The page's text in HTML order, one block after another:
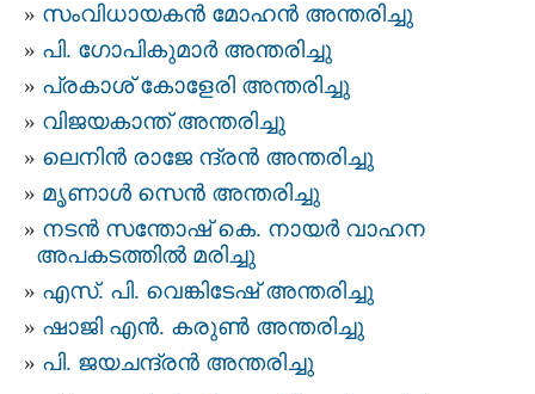
സംവിധായകൻ മോഹൻ അന്തരിച്ചു
പി. ഗോപികുമാർ അന്തരിച്ചു
പ്രകാശ് കോളേരി അന്തരിച്ചു
വിജയകാന്ത് അന്തരിച്ചു
ലെനിൻ രാജേ ന്ദ്രൻ അന്തരിച്ചു
മൃണാള്‍ സെന്‍ അന്തരിച്ചു
നടന്‍ സന്തോഷ് കെ. നായര്‍ വാഹന
അപകടത്തില്‍ മരിച്ചു
എസ്. പി. വെങ്കിടേഷ് അന്തരിച്ചു
ഷാജി എൻ. കരുൺ അന്തരിച്ചു
പി. ജയചന്ദ്രൻ അന്തരിച്ചു